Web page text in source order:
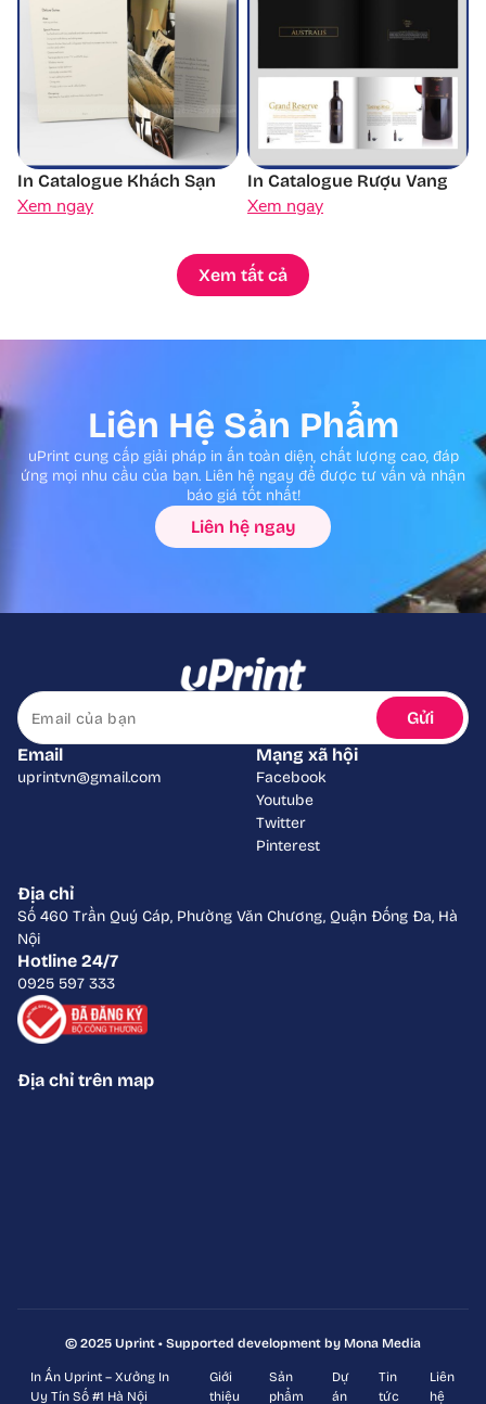
In Catalogue Khách Sạn
Xem ngay
In Catalogue Rượu Vang
Xem ngay
Xem tất cả
Liên Hệ Sản Phẩm
uPrint cung cấp giải pháp in ấn toàn diện, chất lượng cao, đáp
ứng mọi nhu cầu của bạn. Liên hệ ngay để được tư vấn và nhận
báo giá tốt nhất!
Liên hệ ngay
Gửi
Địa chỉ
Số 460 Trần Quý Cáp, Phường Văn Chương, Quận Đống Đa, Hà
Nội
Hotline 24/7
0925 597 333
Email
uprintvn@gmail.com
Mạng xã hội
Facebook
Youtube
Twitter
Pinterest
Địa chỉ trên map
© 2025 Uprint • Supported development by Mona Media
In Ấn Uprint – Xưởng In
Uy Tín Số #1 Hà Nội
Giới
thiệu
Sản
phẩm
Dự
án
Tin
tức
Liên
hệ